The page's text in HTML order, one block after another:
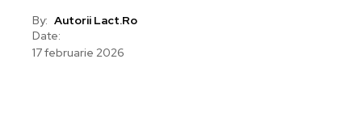
By: Autorii Lact.ro
Date:
17 februarie 2026